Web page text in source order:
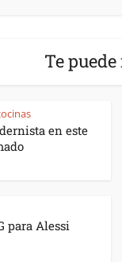
Te
en este
para Alessi